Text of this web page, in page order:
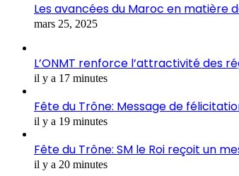
Les avancées du Maroc en matière
mars 25, 2025
L’ONMT renforce l’attractivité des
il y a 17 minutes
Fête du Trône: Message de
il y a 19 minutes
Fête du Trône: SM le Roi reçoit un
il y a 20 minutes